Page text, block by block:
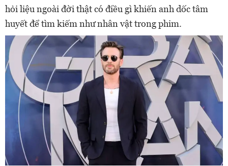
hỏi liệu ngoài đời thật có điều gì khiến anh dốc tâm
huyết để tìm kiếm như nhân vật trong phim.